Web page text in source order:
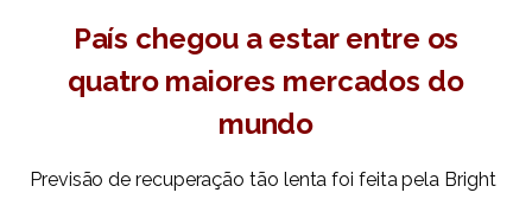
País chegou a estar entre os
quatro maiores mercados do
mundo
Previsão de recuperação tão lenta foi feita pela Bright